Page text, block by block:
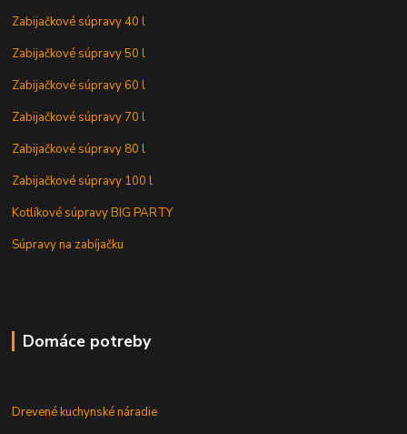
Zabijačkové súpravy 40 l
Zabijačkové súpravy 50 l
Zabijačkové súpravy 60 l
Zabijačkové súpravy 70 l
Zabijačkové súpravy 80 l
Zabijačkové súpravy 100 l
Kotlíkové súpravy BIG PARTY
Súpravy na zabíjačku
Domáce potreby
Drevené kuchynské náradie